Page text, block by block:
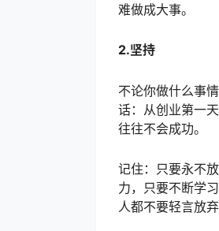
难做成大事。
2.坚持
不论你做什么事
话：从创业第一
往往不会成功。
记住：只要永不
力，只要不断学
人都不要轻言放弃